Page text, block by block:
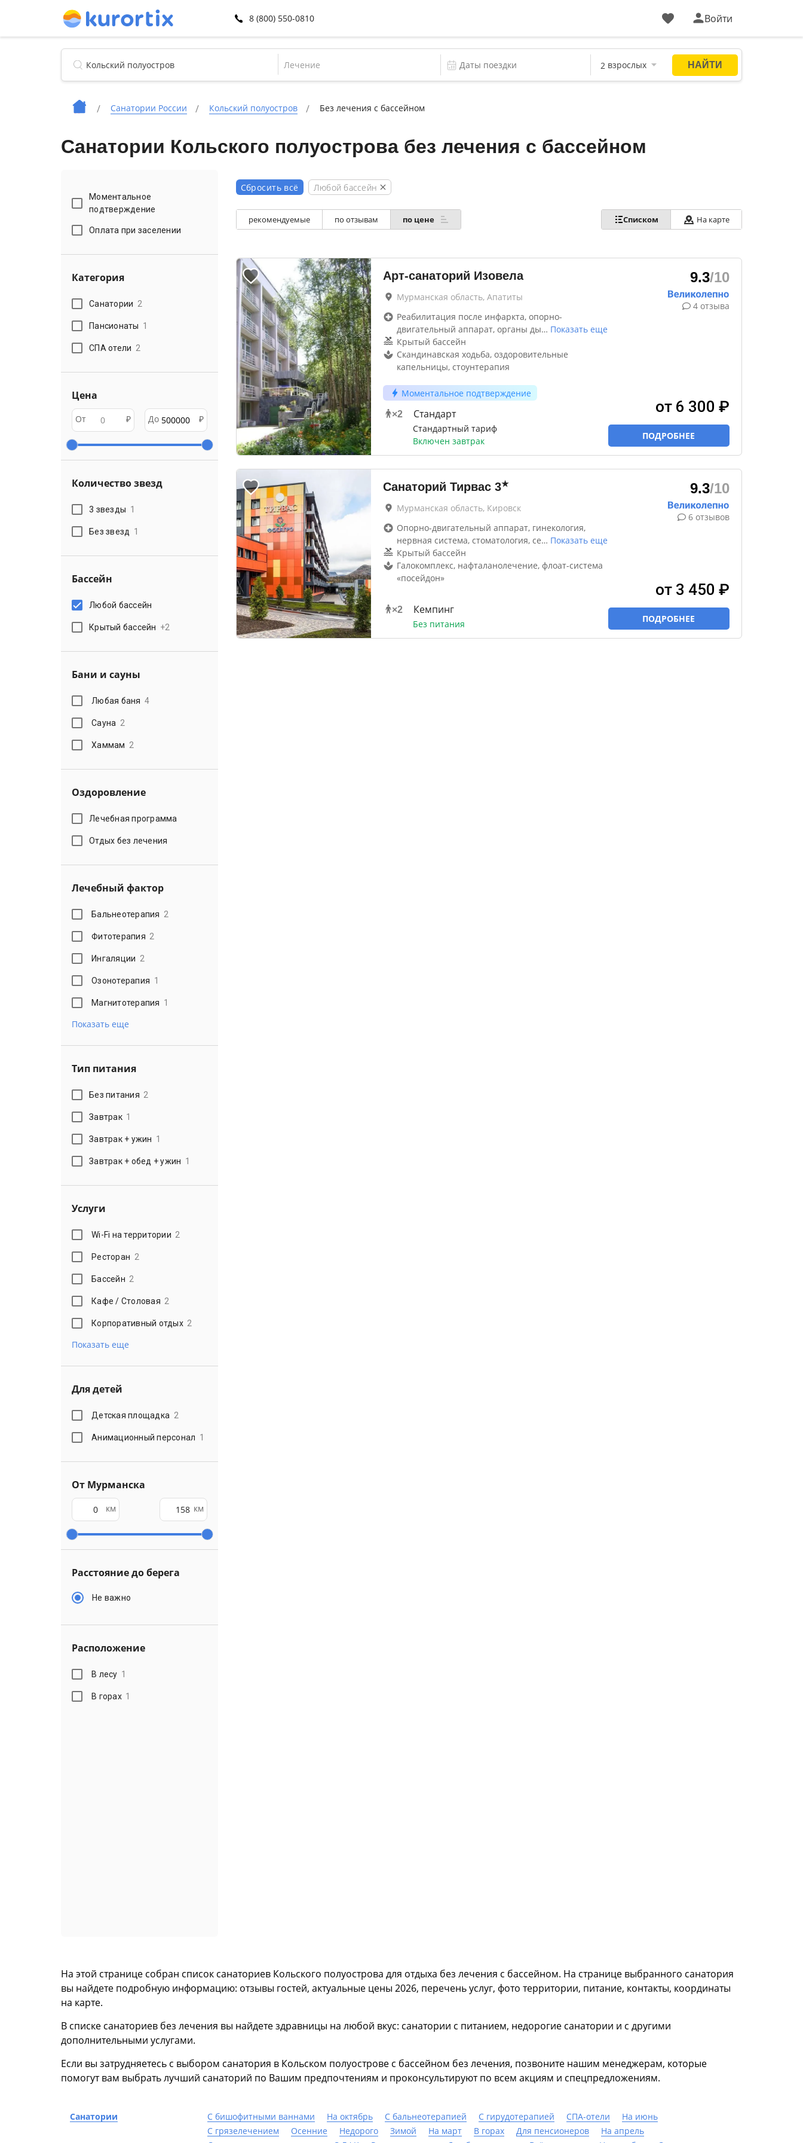
8 (800) 550-0810 Войти
Лечение
Санатории России Кольский полуостров Без лечения с бассейном
Санатории Кольского полуострова без лечения с бассейном
Моментальное
подтверждение
Оплата при заселении
Категория
Санатории 2
Пансионаты 1
СПА отели 2
Цена
От ₽ До ₽
Количество звезд
3 звезды 1
Без звезд 1
Бассейн
Любой бассейн
Крытый бассейн +2
Бани и сауны
Любая баня 4
Сауна 2
Хаммам 2
Оздоровление
Лечебная программа
Отдых без лечения
Лечебный фактор
Бальнеотерапия 2
Фитотерапия 2
Ингаляции 2
Озонотерапия 1
Магнитотерапия 1
Показать еще
Тип питания
Без питания 2
Завтрак 1
Завтрак + ужин 1
Завтрак + обед + ужин 1
Услуги
Wi-Fi на территории 2
Ресторан 2
Бассейн 2
Кафе / Столовая 2
Корпоративный отдых 2
Показать еще
Для детей
Детская площадка 2
Анимационный персонал 1
От Мурманска
км км
Расстояние до берега
Не важно
Расположение
В лесу 1
В горах 1
Сбросить всё Любой бассейн
рекомендуемые по отзывам по цене Списком На карте
Арт-санаторий Изовела
Мурманская область, Апатиты
Реабилитация после инфаркта, опорно-
двигательный аппарат, органы ды… Показать еще
Крытый бассейн
Скандинавская ходьба, оздоровительные
капельницы, стоунтерапия
Моментальное подтверждение
×2 Стандарт
Стандартный тариф
Включен завтрак
9.3/10
4 отзыва
от 6 300 ₽
ПОДРОБНЕЕ
Санаторий Тирвас 3★
Мурманская область, Кировск
Опорно-двигательный аппарат, гинекология,
нервная система, стоматология, се… Показать еще
Крытый бассейн
Галокомплекс, нафталанолечение, флоат-система
«посейдон»
×2 Кемпинг
Без питания
9.3/10
6 отзывов
от 3 450 ₽
ПОДРОБНЕЕ
На этой странице собран список санаториев Кольского полуострова для отдыха без лечения с бассейном. На странице выбранного санатория
вы найдете подробную информацию: отзывы гостей, актуальные цены 2026, перечень услуг, фото территории, питание, контакты, координаты
на карте.
В списке санаториев без лечения вы найдете здравницы на любой вкус: санатории с питанием, недорогие санатории и с другими
дополнительными услугами.
Если вы затрудняетесь с выбором санатория в Кольском полуострове с бассейном без лечения, позвоните нашим менеджерам, которые
помогут вам выбрать лучший санаторий по Вашим предпочтениям и проконсультируют по всем акциям и спецпредложениям.
Санатории С бишофитными ваннами На октябрь С бальнеотерапией С гирудотерапией СПА-отели
На июнь
С грязелечением
Осенние Недорого Зимой На март В горах Для пенсионеров
На апрель